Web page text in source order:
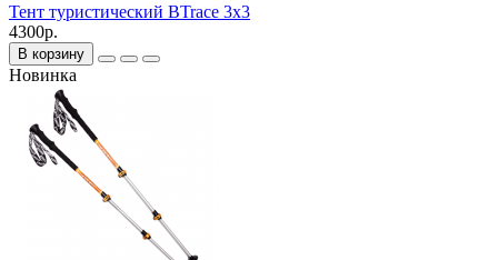
Тент туристический BTrace 3x3
4300р.
В корзину
Новинка